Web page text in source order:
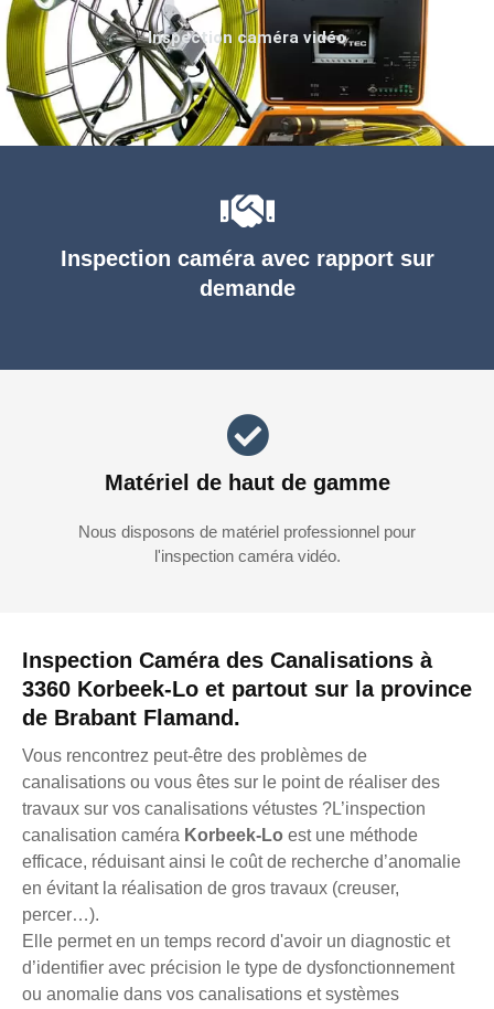
Inspection Caméra des Canalisations à
3360 Korbeek-Lo et partout sur la province
de Brabant Flamand.
Vous rencontrez peut-être des problèmes de
canalisations ou vous êtes sur le point de réaliser des
travaux sur vos canalisations vétustes ?L’inspection
canalisation caméra Korbeek-Lo est une méthode
efficace, réduisant ainsi le coût de recherche d’anomalie
en évitant la réalisation de gros travaux (creuser,
percer…).
Elle permet en un temps record d'avoir un diagnostic et
d’identifier avec précision le type de dysfonctionnement
ou anomalie dans vos canalisations et systèmes
Inspection caméra avec rapport sur
demande
Matériel de haut de gamme
Nous disposons de matériel professionnel pour
l'inspection caméra vidéo.
Inspection caméra vidéo